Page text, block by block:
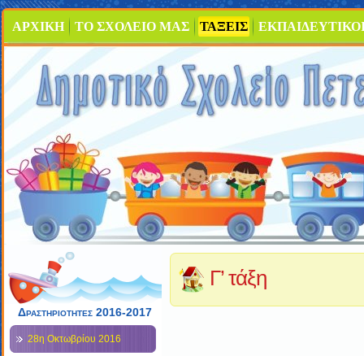
ΑΡΧΙΚΗ ΤΟ ΣΧΟΛΕΙΟ ΜΑΣ ΤΑΞΕΙΣ
Δραστηριότητες 2016-2017
28η Οκτωβρίου 2016
Γ’ τάξη